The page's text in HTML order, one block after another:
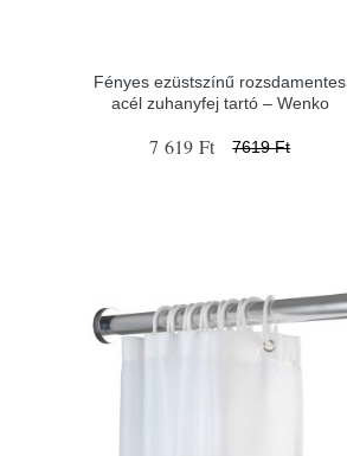
Fényes ezüstszínű rozsdamentes
acél zuhanyfej tartó – Wenko
7 619 Ft 7619 Ft